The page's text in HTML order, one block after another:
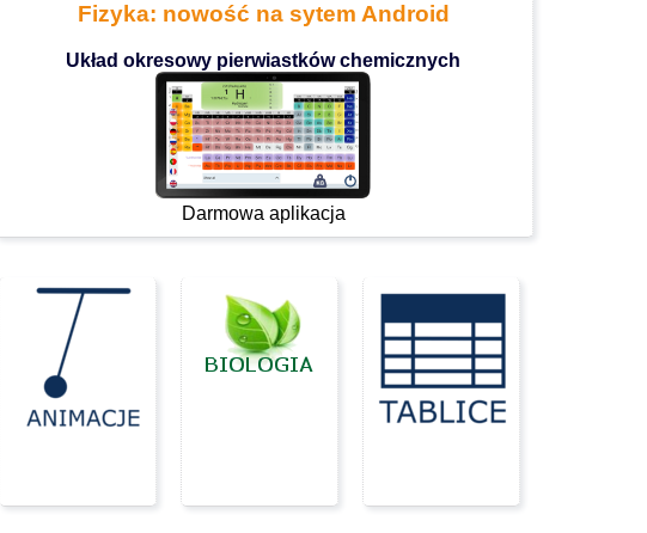
Fizyka: nowość na sytem Android
Układ okresowy pierwiastków chemicznych
Darmowa aplikacja